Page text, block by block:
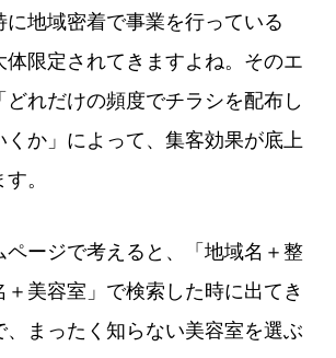
に地域密着で事業を行っている
体限定されてきますよね。そのエ
どれだけの頻度でチラシを配布し
くか」によって、集客効果が底上
。
ページで考えると、「地域名＋整
美容室」で検索した時に出てき
、まったく知らない美容室を選ぶ